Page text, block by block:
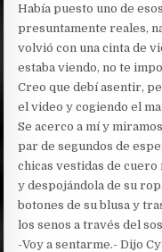
Había puesto uno de
presuntamente reales,
volvió con una cinta de
estaba viendo, no te
Creo que debí asentir,
el video y cogiendo el
Se acerco a mí y
par de segundos de
chicas vestidas de
y despojándola de su
botones de su blusa y
los senos a través del
-Voy a sentarme.- Dijo